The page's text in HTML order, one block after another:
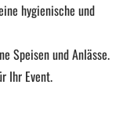
hygienische und
Speisen und Anlässe.
Ihr Event.